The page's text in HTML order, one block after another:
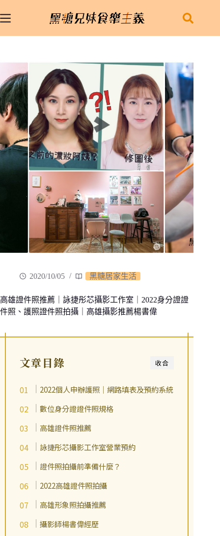
至
2020/10/05 黑糖居家生活
高雄證件照推薦｜詠捷彤芯攝影工作室｜2022身分證證
件照、護照證件照拍攝｜高雄攝影推薦楊書偉
收合
文章目錄
2022個人申辦護照｜網路填表及預約系統
數位身分證證件照規格
高雄證件照推薦
詠捷彤芯攝影工作室營業預約
證件照拍攝前準備什麼？
2022高雄證件照拍攝
高雄形象照拍攝推薦
攝影師楊書偉經歷